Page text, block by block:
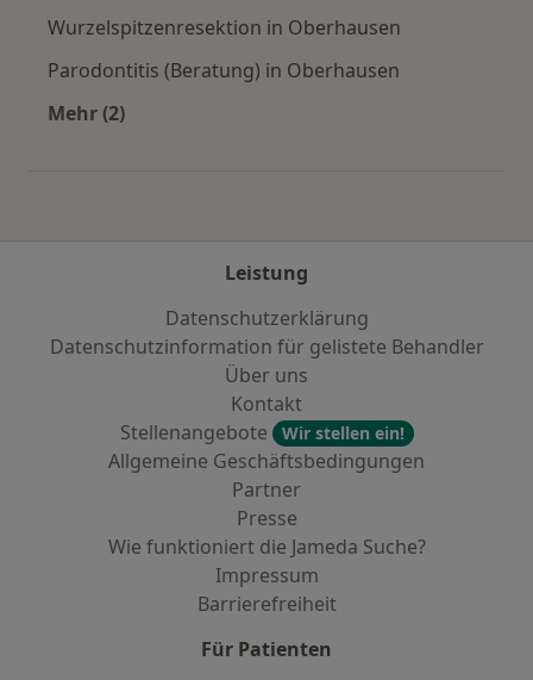
Wurzelspitzenresektion in Oberhausen
Parodontitis (Beratung) in Oberhausen
Mehr (2)
Leistung
Datenschutzerklärung
Datenschutzinformation für gelistete Behandler
Über uns
Kontakt
Stellenangebote
Wir stellen ein!
Allgemeine Geschäftsbedingungen
Partner
Presse
Wie funktioniert die Jameda Suche?
Impressum
Barrierefreiheit
Für Patienten